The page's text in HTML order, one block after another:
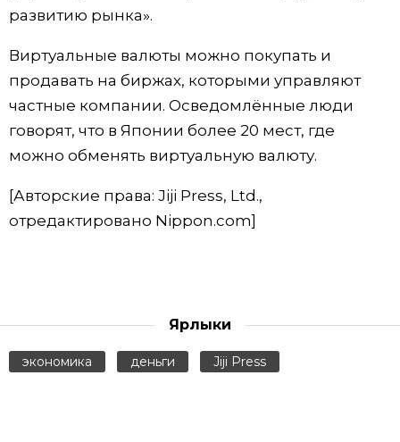
От редакции
развитию рынка».
Виртуальные валюты можно покупать и
продавать на биржах, которыми управляют
частные компании. Осведомлённые люди
говорят, что в Японии более 20 мест, где
можно обменять виртуальную валюту.
[Авторские права: Jiji Press, Ltd.,
отредактировано Nippon.com]
Ярлыки
экономика деньги Jiji Press